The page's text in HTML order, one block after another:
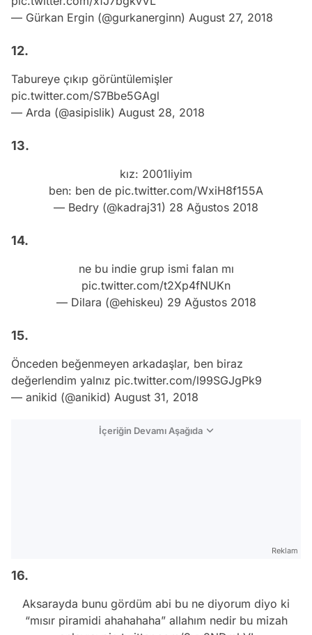
— Gürkan Ergin (@gurkanerginn) August 27, 2018
12.
Tabureye çıkıp görüntülemişler
pic.twitter.com/S7Bbe5GAgl
— Arda (@asipislik) August 28, 2018
13.
kız: 2001liyim
ben: ben de pic.twitter.com/WxiH8f155A
— Bedry (@kadraj31) 28 Ağustos 2018
14.
ne bu indie grup ismi falan mı
pic.twitter.com/t2Xp4fNUKn
— Dilara (@ehiskeu) 29 Ağustos 2018
15.
Önceden beğenmeyen arkadaşlar, ben biraz
değerlendim yalnız pic.twitter.com/l99SGJgPk9
— anikid (@anikid) August 31, 2018
İçeriğin Devamı Aşağıda
Reklam
16.
Aksarayda bunu gördüm abi bu ne diyorum diyo ki
“mısır piramidi ahahahaha” allahım nedir bu mizah